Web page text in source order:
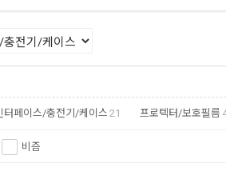
터페이스/충전기/케이스 21 프로텍터/보호필름
비즘